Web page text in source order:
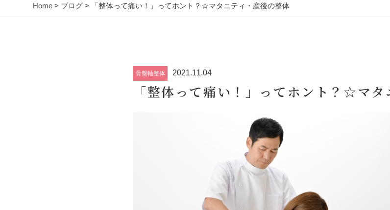
Home > ブログ > 「整体って痛い！」ってホント？☆マタニティ・産後の整体
骨盤軸整体 2021.11.04
「整体って痛い！」ってホント？☆マ